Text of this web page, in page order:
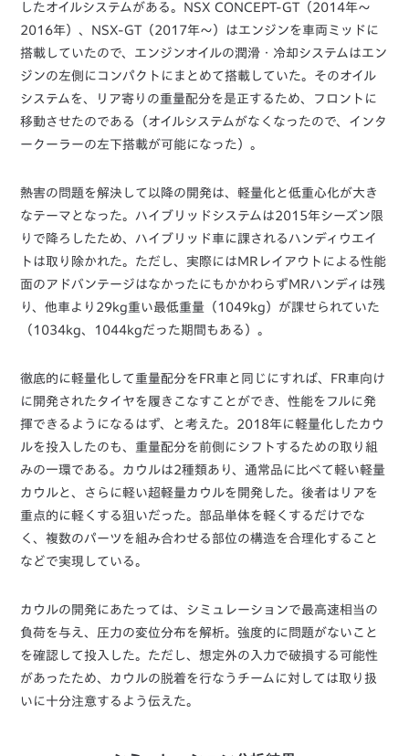
したオイルシステムがある。NSX CONCEPT-GT（2014年〜
2016年）、NSX-GT（2017年〜）はエンジンを車両ミッドに
搭載していたので、エンジンオイルの潤滑・冷却システムはエン
ジンの左側にコンパクトにまとめて搭載していた。そのオイル
システムを、リア寄りの重量配分を是正するため、フロントに
移動させたのである（オイルシステムがなくなったので、インタ
ークーラーの左下搭載が可能になった）。
熱害の問題を解決して以降の開発は、軽量化と低重心化が大き
なテーマとなった。ハイブリッドシステムは2015年シーズン限
りで降ろしたため、ハイブリッド車に課されるハンディウエイ
トは取り除かれた。ただし、実際にはMRレイアウトによる性能
面のアドバンテージはなかったにもかかわらずMRハンディは残
り、他車より29kg重い最低重量（1049kg）が課せられていた
（1034kg、1044kgだった期間もある）。
徹底的に軽量化して重量配分をFR車と同じにすれば、FR車向け
に開発されたタイヤを履きこなすことができ、性能をフルに発
揮できるようになるはず、と考えた。2018年に軽量化したカウ
ルを投入したのも、重量配分を前側にシフトするための取り組
みの一環である。カウルは2種類あり、通常品に比べて軽い軽量
カウルと、さらに軽い超軽量カウルを開発した。後者はリアを
重点的に軽くする狙いだった。部品単体を軽くするだけでな
く、複数のパーツを組み合わせる部位の構造を合理化すること
などで実現している。
カウルの開発にあたっては、シミュレーションで最高速相当の
負荷を与え、圧力の変位分布を解析。強度的に問題がないこと
を確認して投入した。ただし、想定外の入力で破損する可能性
があったため、カウルの脱着を行なうチームに対しては取り扱
いに十分注意するよう伝えた。